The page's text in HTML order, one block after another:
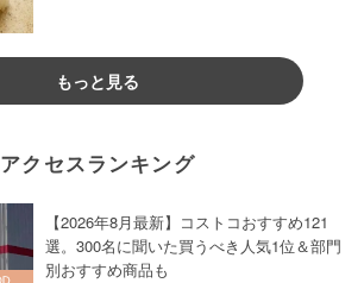
もっと見る
アクセスランキング
【2026年8月最新】コストコおすすめ121
選。300名に聞いた買うべき人気1位＆部門
別おすすめ商品も